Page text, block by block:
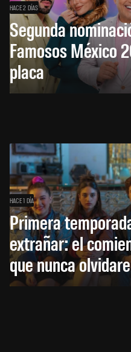
HACE 2 DÍAS
Segunda
Famosos México
placa
HACE 1 DÍA
Primera
extrañar: el
que nunca